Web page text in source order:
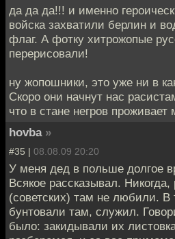
да да да!!! и именно
войска захватили берлин и
флаг. А фотку хитрожопые
перерисовали!
ну жопошники, это уже ни в
Скоро они начнут нас
что в стане негров
hovba »
#35 | 08.08.09 20:20
У меня дед в польше долгое
Всякое рассказывал. Никогда,
(советских) там не любили. В
бунтовали там, служил.
было: закидывали их